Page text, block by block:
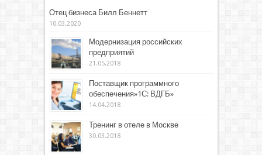
Отец бизнеса Билл Беннетт
10.03.2020
Модернизация российских
предприятий
21.05.2018
Поставщик программного
обеспечения»1С: ВДГБ»
14.04.2018
Тренинг в отеле в Москве
30.03.2018